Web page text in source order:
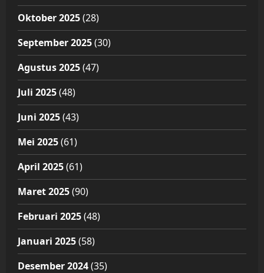
Oktober 2025(28)
September 2025(30)
Agustus 2025(47)
Juli 2025(48)
Juni 2025(43)
Mei 2025(61)
April 2025(61)
Maret 2025(90)
Februari 2025(48)
Januari 2025(58)
Desember 2024(35)